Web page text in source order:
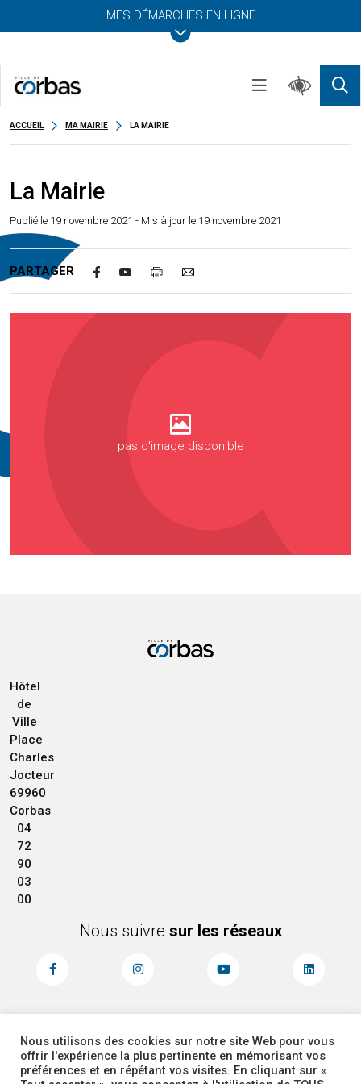
MES DÉMARCHES EN LIGNE
ACCUEIL MA MAIRIE LA MAIRIE
La Mairie
Publié le 19 novembre 2021 - Mis à jour le 19 novembre 2021
PARTAGER
pas d'image disponible
Hôtel
de
Ville
Place
Charles
Jocteur
69960
Corbas
04
72
90
03
00
Nous suivre sur les réseaux
MENTIONS LÉGALES
PLAN DU SITE
ACCESSIBILITÉ
ADMINISTRATEUR
Nous utilisons des cookies sur notre site Web pour vous
offrir l'expérience la plus pertinente en mémorisant vos
préférences et en répétant vos visites. En cliquant sur «